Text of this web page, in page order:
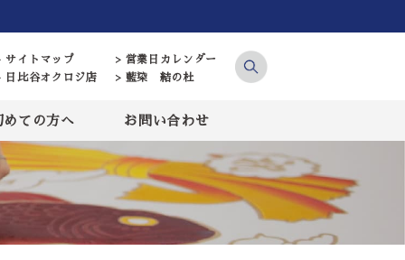
サイトマップ
> 営業日カレンダー
日比谷オクロジ店
> 藍染 結の杜
めての方へ お問い合わせ